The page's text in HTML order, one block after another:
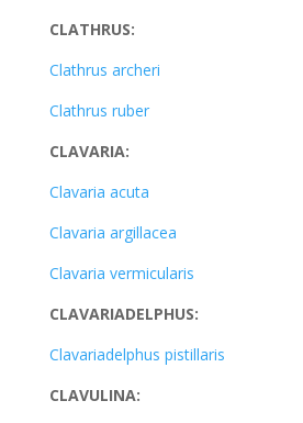
CLATHRUS:
Clathrus archeri
Clathrus ruber
CLAVARIA:
Clavaria acuta
Clavaria argillacea
Clavaria vermicularis
CLAVARIADELPHUS:
Clavariadelphus pistillaris
CLAVULINA: